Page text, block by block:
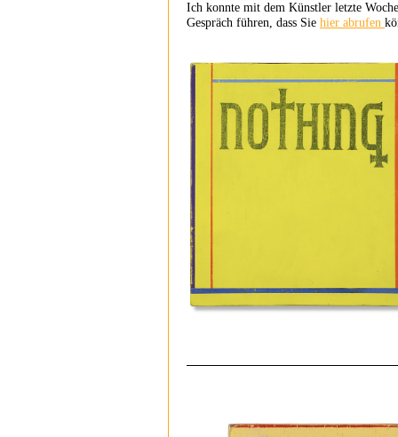
Ich konnte mit dem Künstler letzte
Gespräch führen, dass Sie hier abrufen